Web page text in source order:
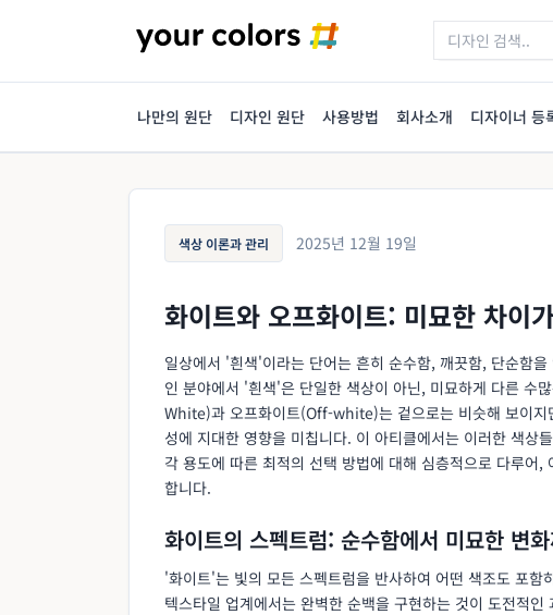
나만의 원단 디자인 원단 사용방법 회사소개 디자이너 등
색상 이론과 관리 2025년 12월 19일
화이트와 오프화이트: 미묘한 차이
일상에서 '흰색'이라는 단어는 흔히 순수함, 깨끗함, 단순함
인 분야에서 '흰색'은 단일한 색상이 아닌, 미묘하게 다른 수
White)과 오프화이트(Off-white)는 겉으로는 비슷해 보이지
성에 지대한 영향을 미칩니다. 이 아티클에서는 이러한 색상
각 용도에 따른 최적의 선택 방법에 대해 심층적으로 다루어
합니다.
화이트의 스펙트럼: 순수함에서 미묘한 변
'화이트'는 빛의 모든 스펙트럼을 반사하여 어떤 색조도 포
텍스타일 업계에서는 완벽한 순백을 구현하는 것이 도전적